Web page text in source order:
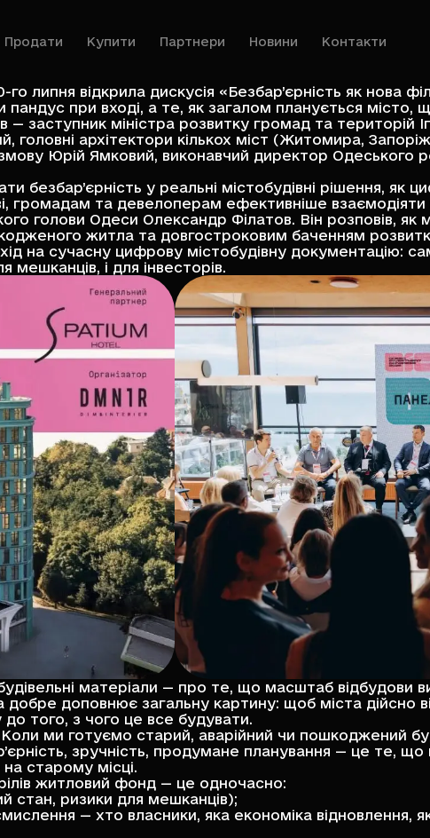
Продати Купити Партнери Новини Контакти
го липня відкрила дискусія «Безбар’єрність як нова
при вході, а те, як загалом планується місто,
заступник міністра розвитку громад та територій
головні архітектори кількох міст (Житомира,
Юрій Ямковий, виконавчий директор Одеського
безбар’єрність у реальні містобудівні рішення, як
громадам та девелоперам ефективніше взаємодіяти
голови Одеси Олександр Філатов. Він розповів,
житла та довгостроковим баченням
на сучасну цифрову містобудівну документацію:
і для інвесторів.
матеріали — про те, що масштаб відбудови
доповнює загальну картину: щоб міста дійсно
до того, з чого це все будувати.
ми готуємо старий, аварійний чи пошкоджений
зручність, продумане планування — це те, що
старому місці.
житловий фонд — це одночасно:
стан, ризики для мешканців);
— хто власники, яка економіка відновлення,